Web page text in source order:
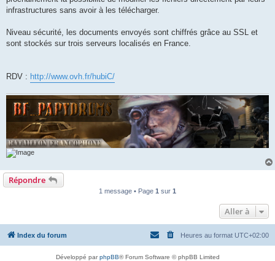
infrastructures sans avoir à les télécharger.
Niveau sécurité, les documents envoyés sont chiffrés grâce au SSL et
sont stockés sur trois serveurs localisés en France.
RDV : http://www.ovh.fr/hubiC/
Répondre
1 message • Page 1 sur 1
Aller à
Index du forum Heures au format UTC+02:00
Développé parphpBB® Forum Software © phpBB Limited